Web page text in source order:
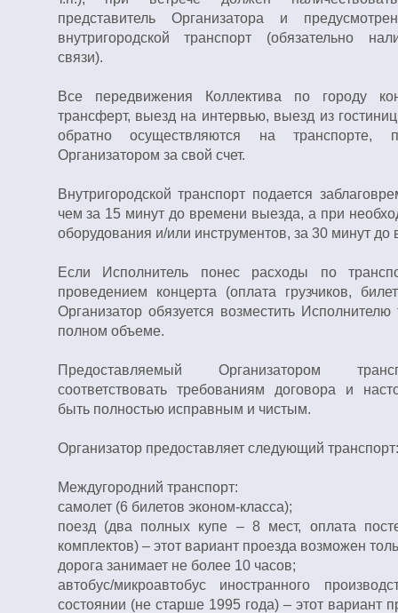
представитель Организатора и
внутригородской транспорт (обязательно
связи).
Все передвижения Коллектива по городу
трансферт, выезд на интервью, выезд из
обратно осуществляются на транспорте,
Организатором за свой счет.
Внутригородской транспорт подается
чем за 15 минут до времени выезда, а при
оборудования и/или инструментов, за 30 минут
Если Исполнитель понес расходы по
проведением концерта (оплата грузчиков,
Организатор обязуется возместить
полном объеме.
Предоставляемый Организатором
соответствовать требованиям договора и
быть полностью исправным и чистым.
Организатор предоставляет следующий транспорт:
Междугородний транспорт:
самолет (6 билетов эконом-класса);
поезд (два полных купе – 8 мест, оплата
комплектов) – этот вариант проезда возможен
дорога занимает не более 10 часов;
автобус/микроавтобус иностранного
состоянии (не старше 1995 года) – этот вариант